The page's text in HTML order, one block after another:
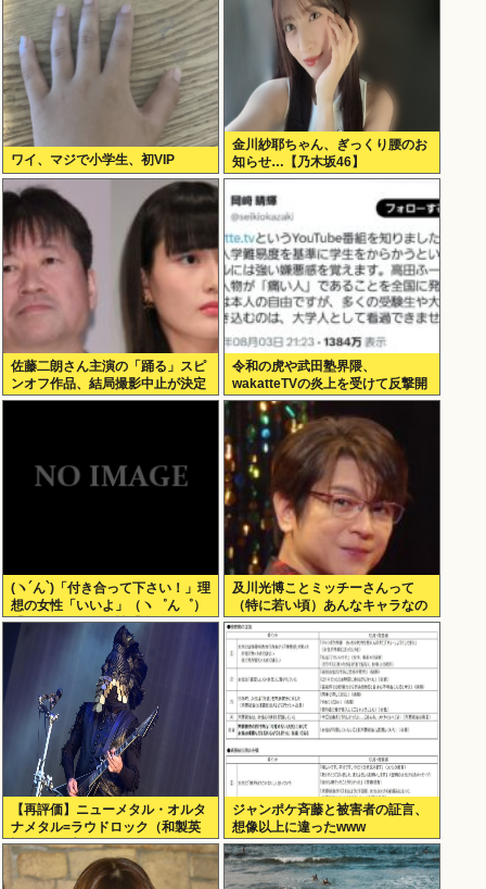
ワイ、マジで小学生、初VIP
金川紗耶ちゃん、ぎっくり腰のお
知らせ…【乃木坂46】
佐藤二朗さん主演の「踊る」スピ
ンオフ作品、結局撮影中止が決定
www
令和の虎や武田塾界隈、
wakatteTVの炎上を受けて反撃開
始
(ヽ´ん`)「付き合って下さい！」理
想の女性「いいよ」（ヽ゜ん゜）
「ほんと！？」女性「私のうんち
食べたらね」
及川光博ことミッチーさんって
（特に若い頃）あんなキャラなの
にあんまアンチおらんよな、男で
も
【再評価】ニューメタル・オルタ
ナメタル=ラウドロック（和製英
語）がZに刺さってるらしい。お
前らがキッズの頃好きだったバン
ドは何？
ジャンポケ斉藤と被害者の証言、
想像以上に違ったwww